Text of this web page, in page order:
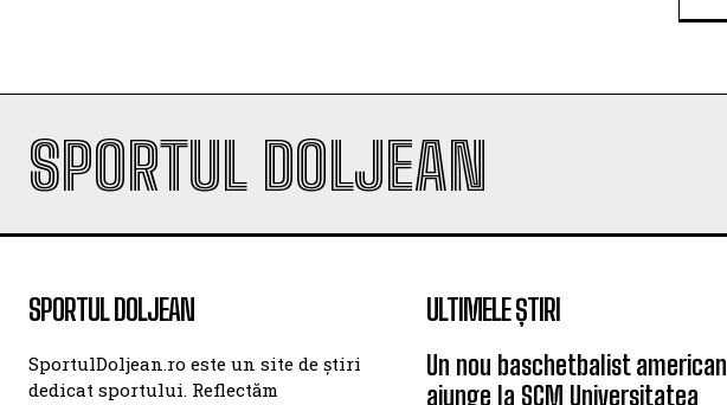
SPORTUL DOLJEAN
SPORTUL DOLJEAN
SportulDoljean.ro este un site de știri
dedicat sportului. Reflectăm
ULTIMELE ȘTIRI
Un nou baschetbalist american
ajunge la SCM Universitatea